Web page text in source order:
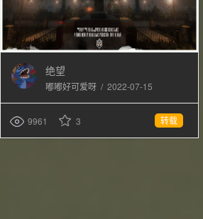
绝望
嘟嘟好可爱呀 / 2022-07-15
9961 3 转载